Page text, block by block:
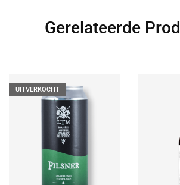
Gerelateerde
UITVERKOCHT